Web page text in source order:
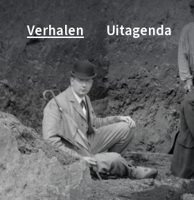
Verhalen Uitagenda